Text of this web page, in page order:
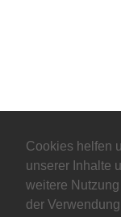
Cookies helfen
unserer Inhalte
weitere
der